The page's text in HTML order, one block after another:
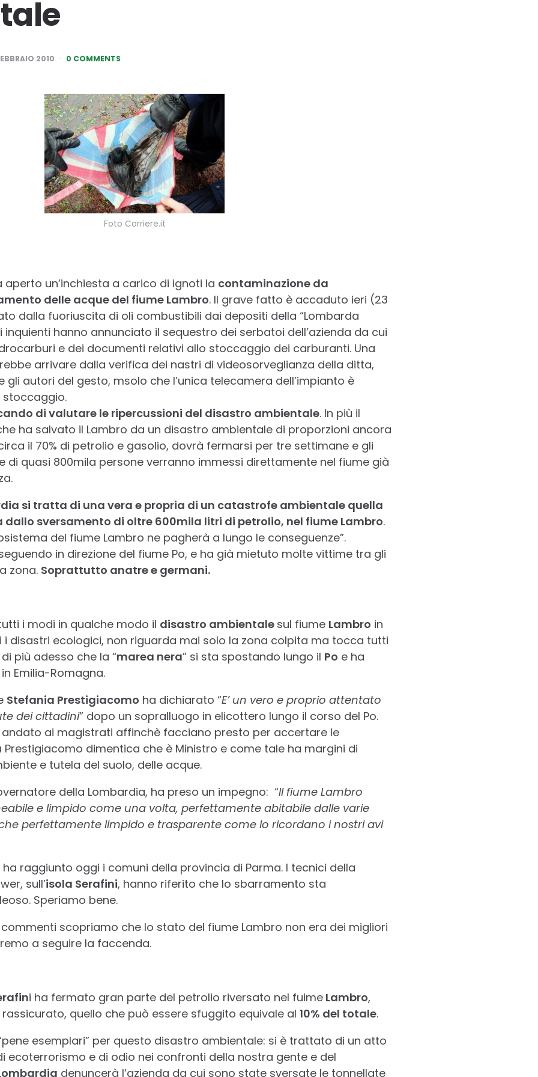
2010 0 COMMENTS
Foto Corriere.it
aperto un’inchiesta a carico di ignoti la contaminazione da
delle acque del fiume Lambro. Il grave fatto è accaduto ieri (23
dalla fuoriuscita di oli combustibili dai depositi della “Lombarda
inquienti hanno annunciato il sequestro dei serbatoi dell’azienda da cui
e dei documenti relativi allo stoccaggio dei carburanti. Una
arrivare dalla verifica dei nastri di videosorveglianza della ditta,
autori del gesto, msolo che l’unica telecamera dell’impianto è
di valutare le ripercussioni del disastro ambientale. In più il
ha salvato il Lambro da un disastro ambientale di proporzioni ancora
il 70% di petrolio e gasolio, dovrà fermarsi per tre settimane e gli
di quasi 800mila persone verranno immessi direttamente nel fiume già
si tratta di una vera e propria di un catastrofe ambientale quella
sversamento di oltre 600mila litri di petrolio, nel fiume Lambro.
del fiume Lambro ne pagherà a lungo le conseguenze”.
in direzione del fiume Po, e ha già mietuto molte vittime tra gli
zona. Soprattutto anatre e germani.
i modi in qualche modo il disastro ambientale sul fiume Lambro in
i disastri ecologici, non riguarda mai solo la zona colpita ma tocca tutti
più adesso che la “marea nera” si sta spostando lungo il Po e ha
Emilia-Romagna.
Stefania Prestigiacomo ha dichiarato “E’ un vero e proprio attentato
dei cittadini” dopo un sopralluogo in elicottero lungo il corso del Po.
andato ai magistrati affinchè facciano presto per accertare le
Prestigiacomo dimentica che è Ministro e come tale ha margini di
e tutela del suolo, delle acque.
della Lombardia, ha preso un impegno: “Il fiume Lambro
e limpido come una volta, perfettamente abitabile dalle varie
perfettamente limpido e trasparente come lo ricordano i nostri avi
ha raggiunto oggi i comuni della provincia di Parma. I tecnici della
sull’isola Serafini, hanno riferito che lo sbarramento sta
Speriamo bene.
scopriamo che lo stato del fiume Lambro non era dei migliori
a seguire la faccenda.
i ha fermato gran parte del petrolio riversato nel fuimeLambro,
quello che può essere sfuggito equivale al 10% del totale.
esemplari” per questo disastro ambientale: si è trattato di un atto
ecoterrorismo e di odio nei confronti della nostra gente e del
denuncerà l’azienda da cui sono state sversate le tonnellate